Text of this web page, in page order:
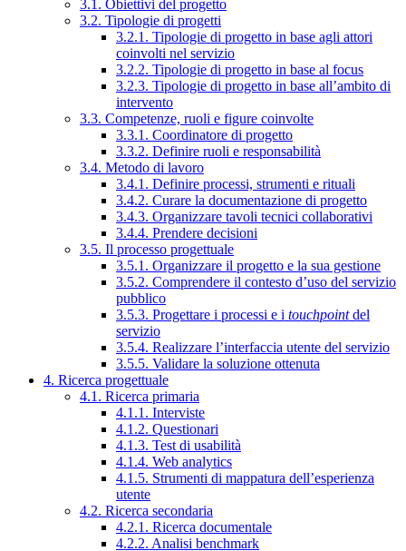
3.1. Obiettivi del progetto
3.2. Tipologie di progetti
3.2.1. Tipologie di progetto in base agli attori
coinvolti nel servizio
3.2.2. Tipologie di progetto in base al focus
3.2.3. Tipologie di progetto in base all’ambito di
intervento
3.3. Competenze, ruoli e figure coinvolte
3.3.1. Coordinatore di progetto
3.3.2. Definire ruoli e responsabilità
3.4. Metodo di lavoro
3.4.1. Definire processi, strumenti e rituali
3.4.2. Curare la documentazione di progetto
3.4.3. Organizzare tavoli tecnici collaborativi
3.4.4. Prendere decisioni
3.5. Il processo progettuale
3.5.1. Organizzare il progetto e la sua gestione
3.5.2. Comprendere il contesto d’uso del servizio
pubblico
3.5.3. Progettare i processi e i touchpointdel
servizio
3.5.4. Realizzare l’interfaccia utente del servizio
3.5.5. Validare la soluzione ottenuta
4. Ricerca progettuale
4.1. Ricerca primaria
4.1.1. Interviste
4.1.2. Questionari
4.1.3. Test di usabilità
4.1.4. Web analytics
4.1.5. Strumenti di mappatura dell’esperienza
utente
4.2. Ricerca secondaria
4.2.1. Ricerca documentale
4.2.2. Analisi benchmark